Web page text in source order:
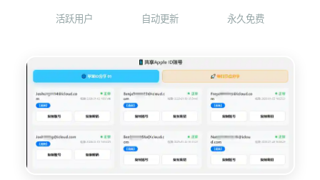
活跃用户 自动更新 永久免费